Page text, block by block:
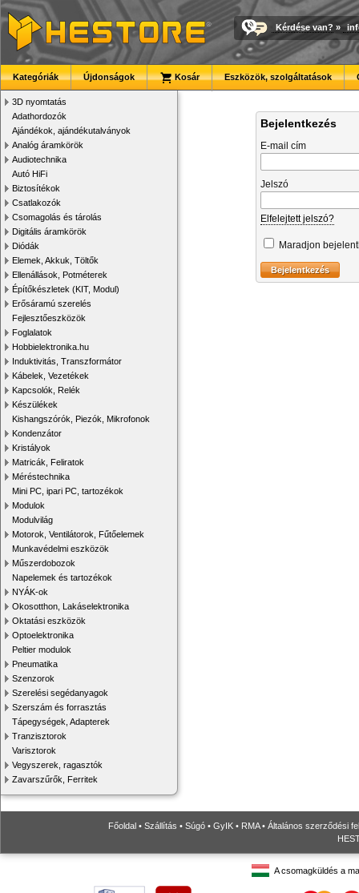
Kérdése van? »
Kategóriák Újdonságok Kosár Eszközök, szolgáltatások
3D nyomtatás
Adathordozók
Ajándékok, ajándékutalványok
Analóg áramkörök
Audiotechnika
Autó HiFi
Biztosítékok
Csatlakozók
Csomagolás és tárolás
Digitális áramkörök
Diódák
Elemek, Akkuk, Töltők
Ellenállások, Potméterek
Építőkészletek (KIT, Modul)
Erősáramú szerelés
Fejlesztőeszközök
Foglalatok
Hobbielektronika.hu
Induktivitás, Transzformátor
Kábelek, Vezetékek
Kapcsolók, Relék
Készülékek
Kishangszórók, Piezók, Mikrofonok
Kondenzátor
Kristályok
Matricák, Feliratok
Méréstechnika
Mini PC, ipari PC, tartozékok
Modulok
Modulvilág
Motorok, Ventilátorok, Fűtőelemek
Munkavédelmi eszközök
Műszerdobozok
Napelemek és tartozékok
NYÁK-ok
Okosotthon, Lakáselektronika
Oktatási eszközök
Optoelektronika
Peltier modulok
Pneumatika
Szenzorok
Szerelési segédanyagok
Szerszám és forrasztás
Tápegységek, Adapterek
Tranzisztorok
Varisztorok
Vegyszerek, ragasztók
Zavarszűrők, Ferritek
Bejelentkezés
E-mail cím
Jelszó
Elfelejtett jelszó?
Maradjon
Főoldal • Szállítás • Súgó • GyIK • RMA• Általános szerződési
A csomagküldés a